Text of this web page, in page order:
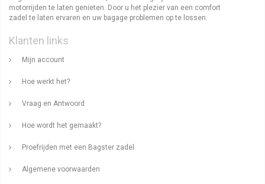
motorrijden te laten genieten. Door u het plezier van een comfort
zadel te laten ervaren en uw bagage problemen op te lossen.
Klanten links
Mijn account
Hoe werkt het?
Vraag en Antwoord
Hoe wordt het gemaakt?
Proefrijden met een Bagster zadel
Algemene voorwaarden